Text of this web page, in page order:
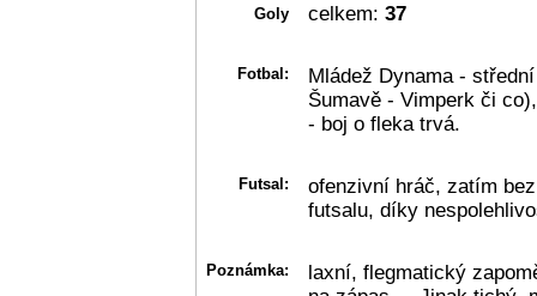
Goly celkem: 37
Fotbal:
Mládež Dynama -
Šumavě - Vimperk či
- boj o fleka trvá.
Futsal:
ofenzivní hráč, zatím
futsalu, díky
Poznámka:
laxní, flegmatický